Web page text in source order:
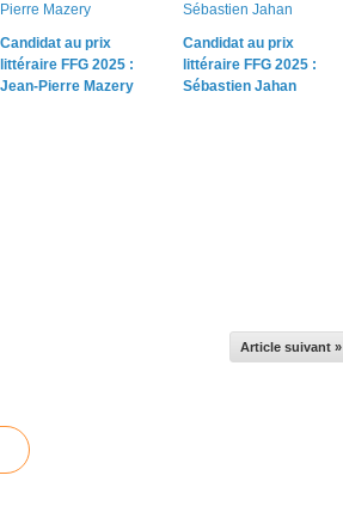
Candidat au prix
littéraire FFG 2025 :
Jean-Pierre Mazery
Candidat au prix
littéraire FFG 2025 :
Sébastien Jahan
Article suivant »